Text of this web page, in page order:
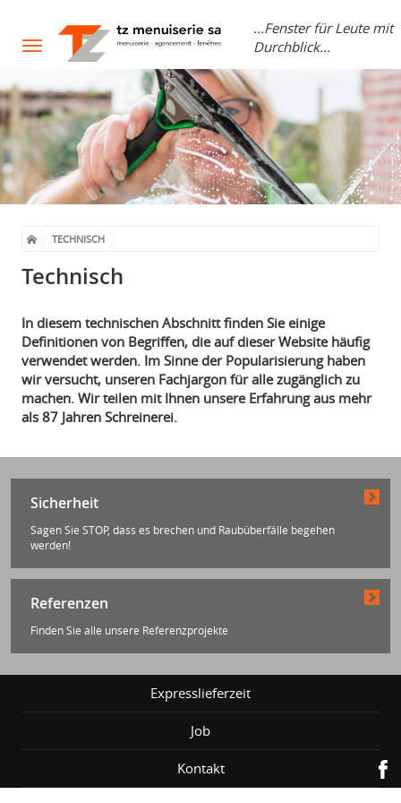
Toggle
navigation
...Fenster für Leute mit
Durchblick...
TECHNISCH
Technisch
In diesem technischen Abschnitt finden Sie einige
Definitionen von Begriffen, die auf dieser Website häufig
verwendet werden. Im Sinne der Popularisierung haben
wir versucht, unseren Fachjargon für alle zugänglich zu
machen. Wir teilen mit Ihnen unsere Erfahrung aus mehr
als 87 Jahren Schreinerei.
Sicherheit
Sagen Sie STOP, dass es brechen und Raubüberfälle begehen
werden!
Referenzen
Finden Sie alle unsere Referenzprojekte
Expresslieferzeit
Job
Kontakt